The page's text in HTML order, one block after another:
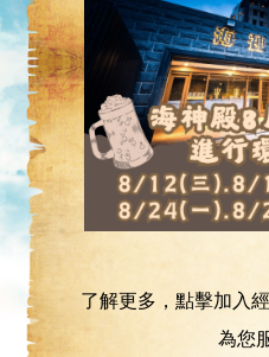
了解更多，點擊加入
為您